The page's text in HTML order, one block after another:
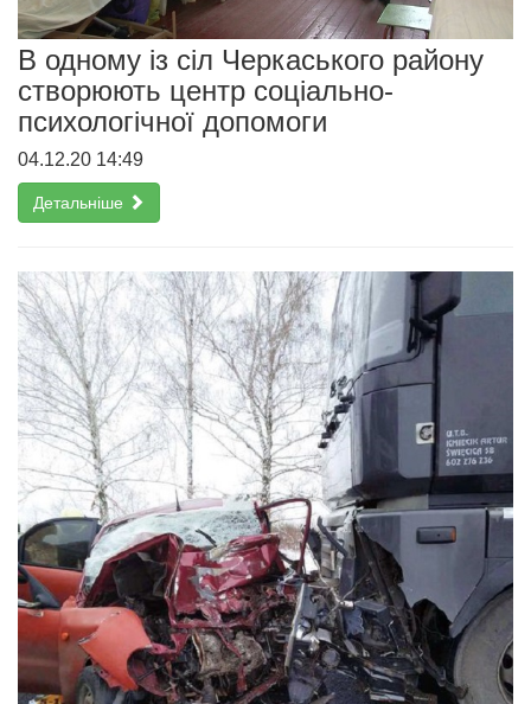
В одному із сіл Черкаського району
створюють центр соціально-
психологічної допомоги
04.12.20 14:49
Детальніше